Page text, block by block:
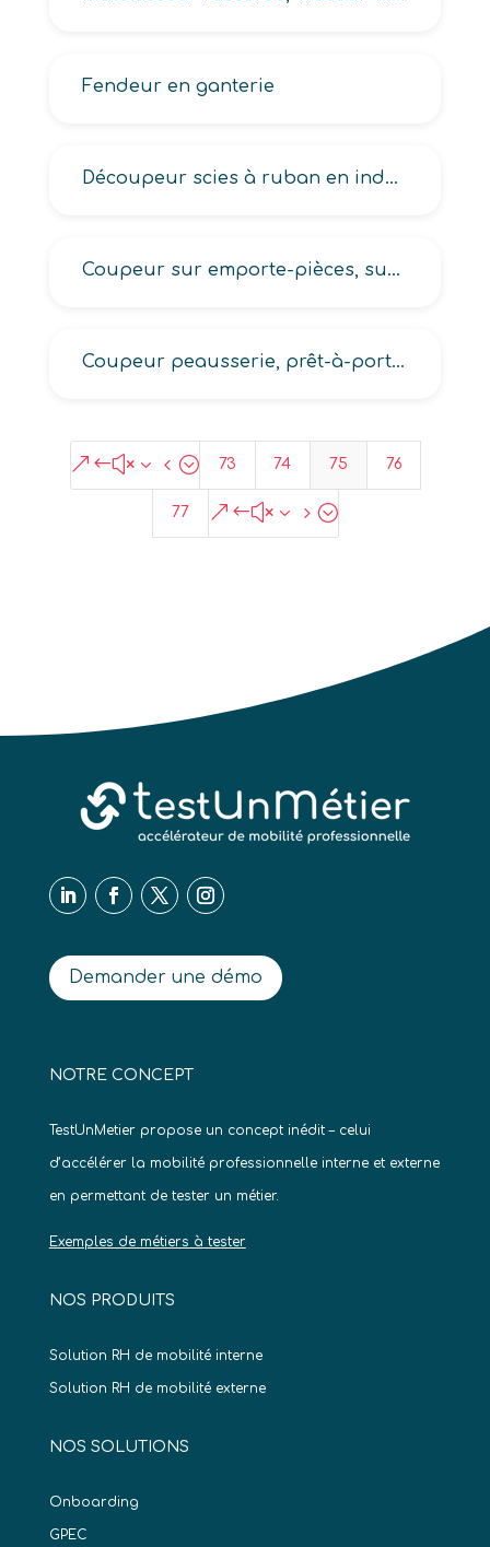
Fendeur en ganterie
Découpeur scies à ruban en industrie des matériaux souples
Coupeur sur emporte-pièces, sur scie à ruban en industrie des matériaux souples
Coupeur peausserie, prêt-à-porter
&#x34; 73 74 75 76
77 &#x35;
Demander une démo
NOTRE CONCEPT
TestUnMetier propose un concept inédit – celui
d’accélérer la mobilité professionnelle interne et externe
en permettant de tester un métier.
Exemples de métiers à tester
NOS PRODUITS
Solution RH de mobilité interne
Solution RH de mobilité externe
NOS SOLUTIONS
Onboarding
GPEC